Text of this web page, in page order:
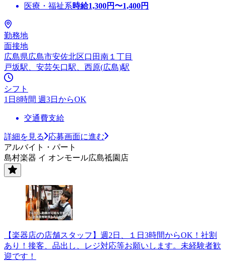
医療・福祉系時給1,300円〜1,400円
勤務地
面接地
広島県広島市安佐北区口田南１丁目
戸坂駅、安芸矢口駅、西原(広島)駅
シフト
1日8時間 週3日からOK
交通費支給
詳細を見る
応募画面に進む
アルバイト・パート
島村楽器 イ オンモール広島祗園店
【楽器店の店舗スタッフ】週2日、１日3時間からOK！社割
あり！接客、品出し、レジ対応等お願いします。未経験者歓
迎です！